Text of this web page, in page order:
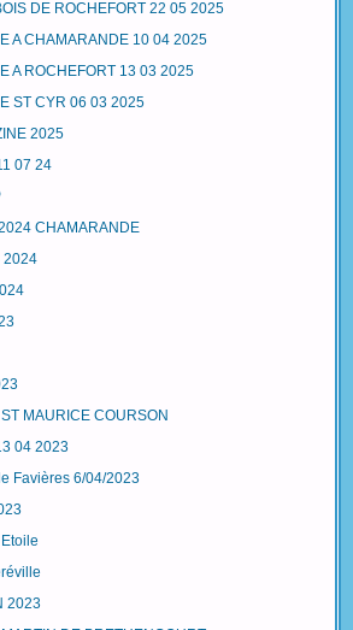
DE ROCHEFORT 22 05 2025
A CHAMARANDE 10 04 2025
A ROCHEFORT 13 03 2025
ST CYR 06 03 2025
2025
07 24
CHAMARANDE
2024
MAURICE COURSON
04 2023
Favières 6/04/2023
2023